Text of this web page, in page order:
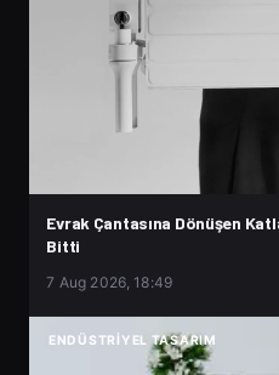
Evrak Çantasına Dönüşen
Bitti
7 Aug 2026, 18:49
ENDÜSTRIYEL TASARIM